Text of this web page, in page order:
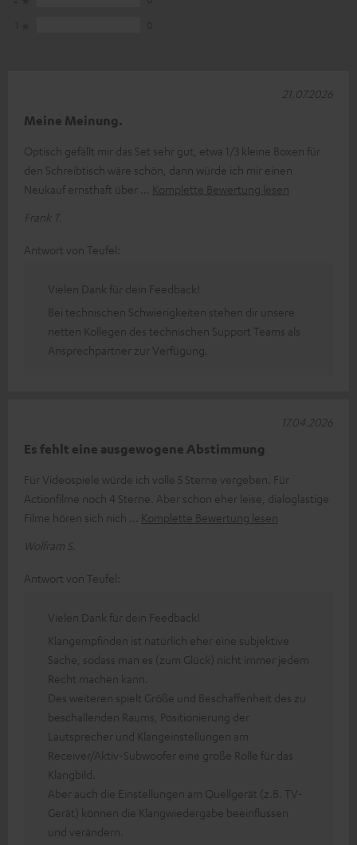
Meine Meinung.
Optisch gefällt mir das Set sehr gut, etwa 1/3 kleine Boxen für
den Schreibtisch wäre schön, dann würde ich mir einen
Neukauf ernsthaft über
Komplette Bewertung lesen
Frank T.
21.07.2026
Antwort von Teufel:
Vielen Dank für dein Feedback!
Bei technischen Schwierigkeiten stehen dir unsere
netten Kollegen des technischen Support Teams als
Ansprechpartner zur Verfügung.
Es fehlt eine ausgewogene Abstimmung
Für Videospiele würde ich volle 5 Sterne vergeben. Für
Actionfilme noch 4 Sterne. Aber schon eher leise, dialoglastige
Filme hören sich nich
Komplette Bewertung lesen
Wolfram S.
17.04.2026
Antwort von Teufel:
Vielen Dank für dein Feedback!
Klangempfinden ist natürlich eher eine subjektive
Sache, sodass man es (zum Glück) nicht immer jedem
Recht machen kann.
Des weiteren spielt Größe und Beschaffenheit des zu
beschallenden Raums, Positionierung der
Lautsprecher und Klangeinstellungen am
Receiver/Aktiv-Subwoofer eine große Rolle für das
Klangbild.
Aber auch die Einstellungen am Quellgerät (z.B. TV-
Gerät) können die Klangwiedergabe beeinflussen
und verändern.